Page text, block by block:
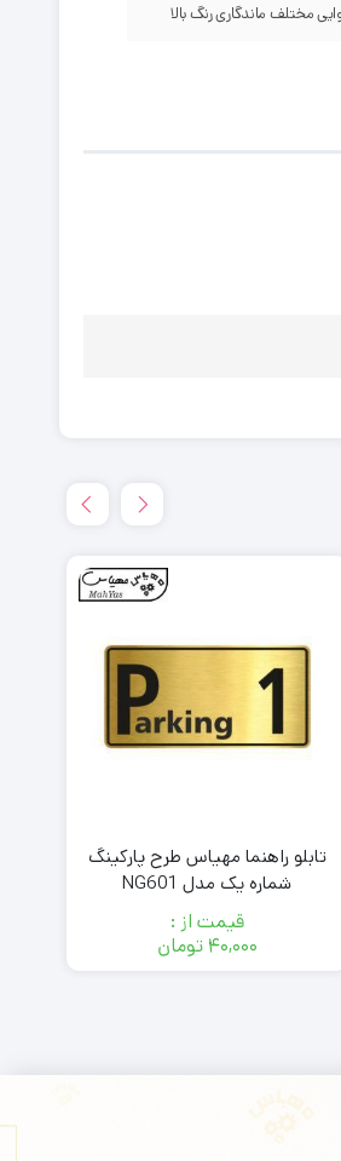
مختلف ماندگاری رنگ بالا
تابلو راهنما مهیاس طرح پارکینگ
شماره یک مدل NG601
قیمت از :
۴۰,۰۰۰ تومان